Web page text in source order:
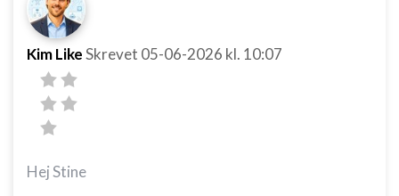
Kim LikeSkrevet 05-06-2026 kl. 10:07
Hej Stine